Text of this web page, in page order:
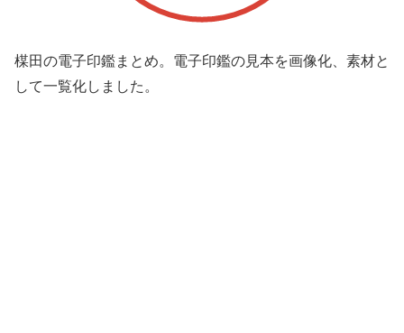
楳田の電子印鑑まとめ。電子印鑑の見本を画像化、素材と
して一覧化しました。